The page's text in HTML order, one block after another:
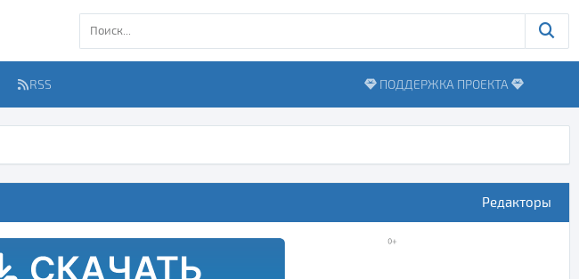
ПОДДЕРЖКА ПРОЕКТА
RSS
Редакторы